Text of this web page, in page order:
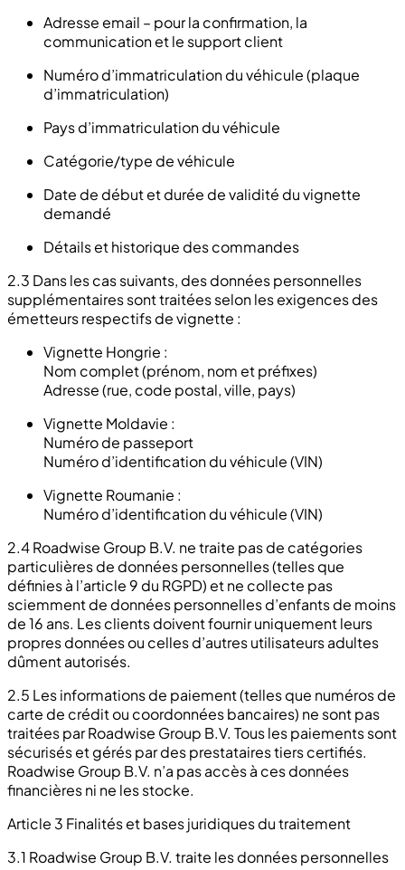
Adresse email – pour la confirmation, la
communication et le support client
Numéro d’immatriculation du véhicule (plaque
d’immatriculation)
Pays d’immatriculation du véhicule
Catégorie/type de véhicule
Date de début et durée de validité du vignette
demandé
Détails et historique des commandes
2.3 Dans les cas suivants, des données personnelles
supplémentaires sont traitées selon les exigences des
émetteurs respectifs de vignette :
Vignette Hongrie :
Nom complet (prénom, nom et préfixes)
Adresse (rue, code postal, ville, pays)
Vignette Moldavie :
Numéro de passeport
Numéro d’identification du véhicule (VIN)
Vignette Roumanie :
Numéro d’identification du véhicule (VIN)
2.4 Roadwise Group B.V. ne traite pas de catégories
particulières de données personnelles (telles que
définies à l’article 9 du RGPD) et ne collecte pas
sciemment de données personnelles d’enfants de moins
de 16 ans. Les clients doivent fournir uniquement leurs
propres données ou celles d’autres utilisateurs adultes
dûment autorisés.
2.5 Les informations de paiement (telles que numéros de
carte de crédit ou coordonnées bancaires) ne sont pas
traitées par Roadwise Group B.V. Tous les paiements sont
sécurisés et gérés par des prestataires tiers certifiés.
Roadwise Group B.V. n’a pas accès à ces données
financières ni ne les stocke.
Article 3 Finalités et bases juridiques du traitement
3.1 Roadwise Group B.V. traite les données personnelles